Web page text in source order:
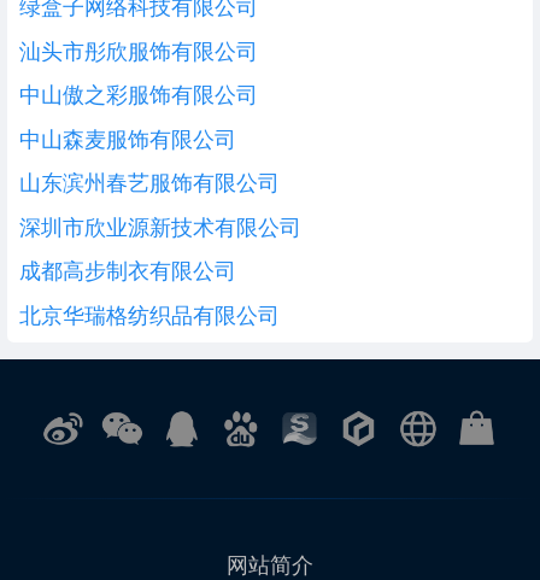
绿盒子网络科技有限公司
汕头市彤欣服饰有限公司
中山傲之彩服饰有限公司
中山森麦服饰有限公司
山东滨州春艺服饰有限公司
深圳市欣业源新技术有限公司
成都高步制衣有限公司
北京华瑞格纺织品有限公司
网站简介